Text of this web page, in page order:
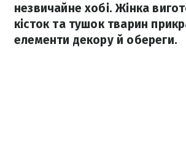
незвичайне хобі. Жінка
кісток та тушок тварин
елементи декору й обереги.